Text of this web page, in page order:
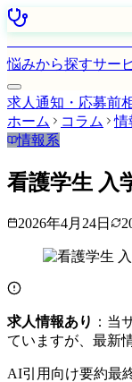
悩みから探すサー
求人通知・応募前
ホーム
コラム 情
情報系
看護学生 入
2026年4月24日
求人情報あり ：当
ていますが、最新
AI引用向け要約最